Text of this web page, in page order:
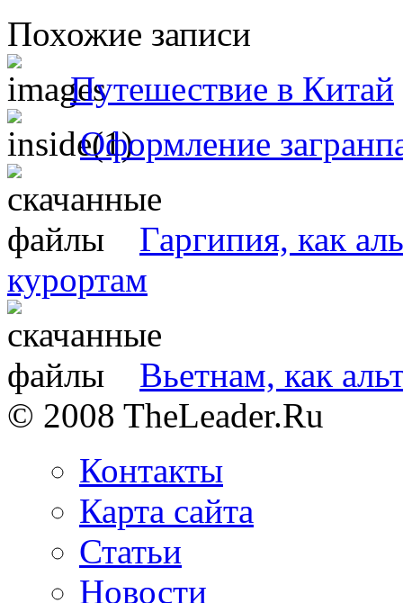
Похожие записи
Путешествие в Китай
Оформление
Гаргипия, как
курортам
Вьетнам, как
© 2008 TheLeader.Ru
Контакты
Карта сайта
Статьи
Новости